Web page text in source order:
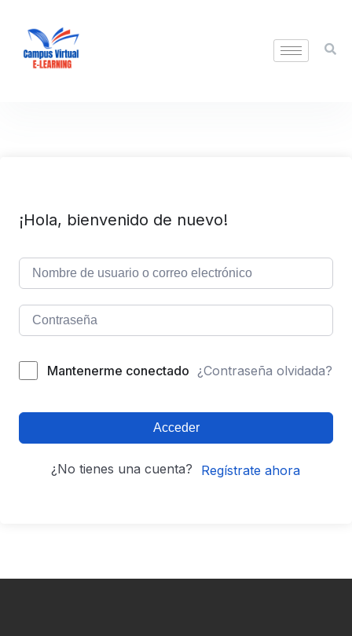
¡Hola, bienvenido de nuevo!
Mantenerme conectado ¿Contraseña olvidada?
Acceder
¿No tienes una cuenta? Regístrate ahora